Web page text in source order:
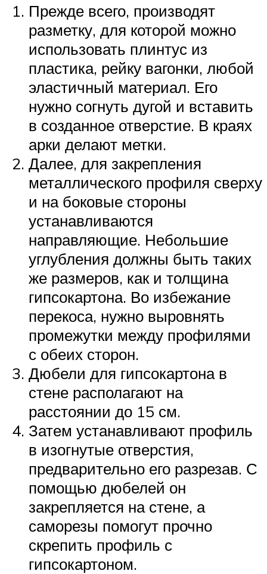
Прежде всего, производят
разметку, для которой можно
использовать плинтус из
пластика, рейку вагонки, любой
эластичный материал. Его
нужно согнуть дугой и вставить
в созданное отверстие. В краях
арки делают метки.
Далее, для закрепления
металлического профиля сверху
и на боковые стороны
устанавливаются
направляющие. Небольшие
углубления должны быть таких
же размеров, как и толщина
гипсокартона. Во избежание
перекоса, нужно выровнять
промежутки между профилями
с обеих сторон.
Дюбели для гипсокартона в
стене располагают на
расстоянии до 15 см.
Затем устанавливают профиль
в изогнутые отверстия,
предварительно его разрезав. С
помощью дюбелей он
закрепляется на стене, а
саморезы помогут прочно
скрепить профиль с
гипсокартоном.